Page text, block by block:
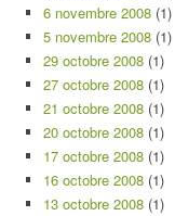
6 novembre 2008 (1)
5 novembre 2008 (1)
29 octobre 2008 (1)
27 octobre 2008 (1)
21 octobre 2008 (1)
20 octobre 2008 (1)
17 octobre 2008 (1)
16 octobre 2008 (1)
13 octobre 2008 (1)